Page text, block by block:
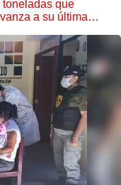
toneladas que
a su última